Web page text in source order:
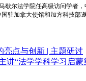
尔法学院任高级访问学
加拿大使馆和加方科技部
亮点与创新 | 主题研讨
讲“法学学科学习启蒙